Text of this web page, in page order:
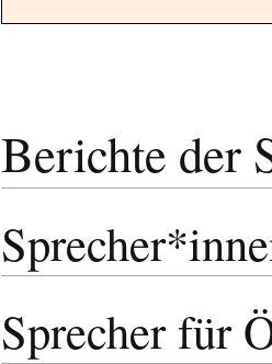
Berichte der
Sprecher für